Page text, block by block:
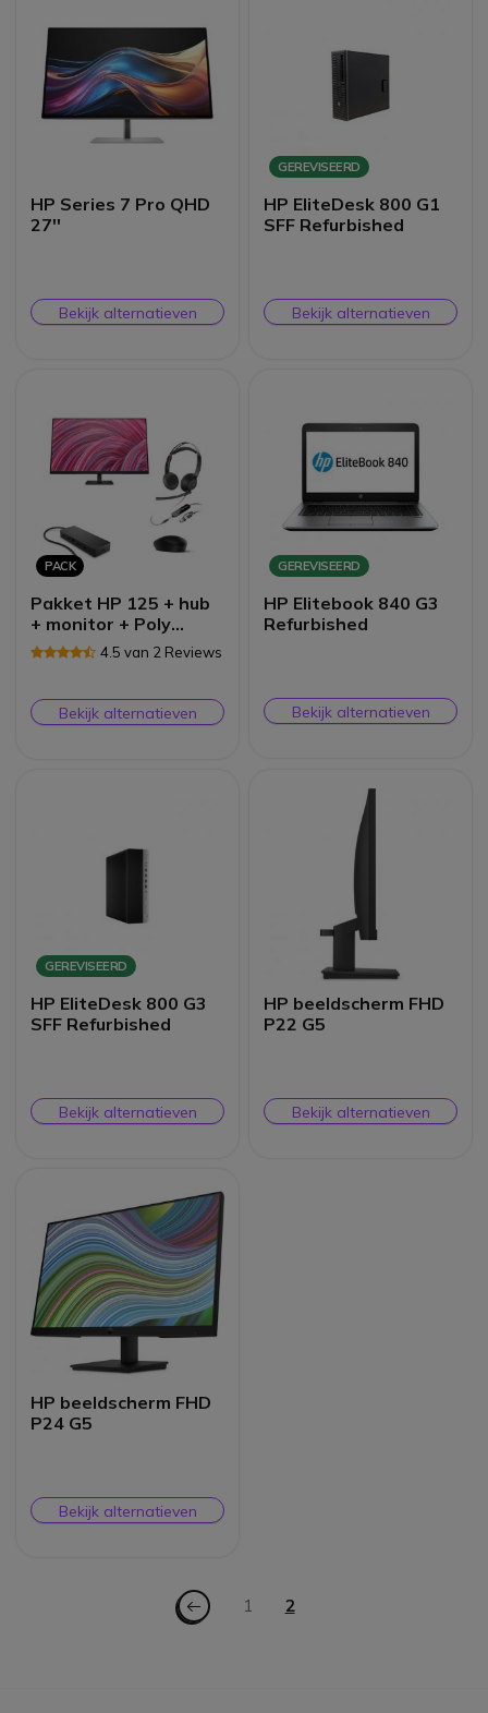
HP Series 7 Pro QHD
27''
Bekijk alternatieven
GEREVISEERD
HP EliteDesk 800 G1
SFF Refurbished
Bekijk alternatieven
PACK
Pakket HP 125 + hub
+ monitor + Poly
Blackwire 5220-
headset
4.5 van 2 Reviews
Bekijk alternatieven
GEREVISEERD
HP Elitebook 840 G3
Refurbished
Bekijk alternatieven
GEREVISEERD
HP EliteDesk 800 G3
SFF Refurbished
Bekijk alternatieven
HP beeldscherm FHD
P22 G5
Bekijk alternatieven
HP beeldscherm FHD
P24 G5
Bekijk alternatieven
Pagina
Pagina - Vorige
Pagina
1 U lees momenteel
2